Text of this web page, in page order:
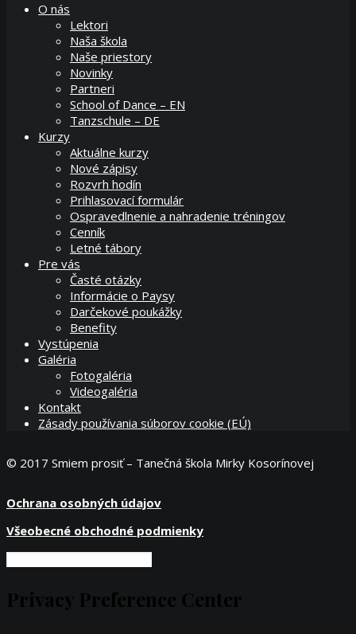
O nás
Lektori
Naša škola
Naše priestory
Novinky
Partneri
School of Dance – EN
Tanzschule – DE
Kurzy
Aktuálne kurzy
Nové zápisy
Rozvrh hodín
Prihlasovací formulár
Ospravedlnenie a nahradenie tréningov
Cenník
Letné tábory
Pre vás
Časté otázky
Informácie o Paysy
Darčekové poukážky
Benefity
Vystúpenia
Galéria
Fotogaléria
Videogaléria
Kontakt
Zásady používania súborov cookie (EÚ)
© 2017 Smiem prosiť – Tanečná škola Mirky Kosorínovej
Ochrana osobných údajov
Všeobecné obchodné podmienky
Privacy Preference Center